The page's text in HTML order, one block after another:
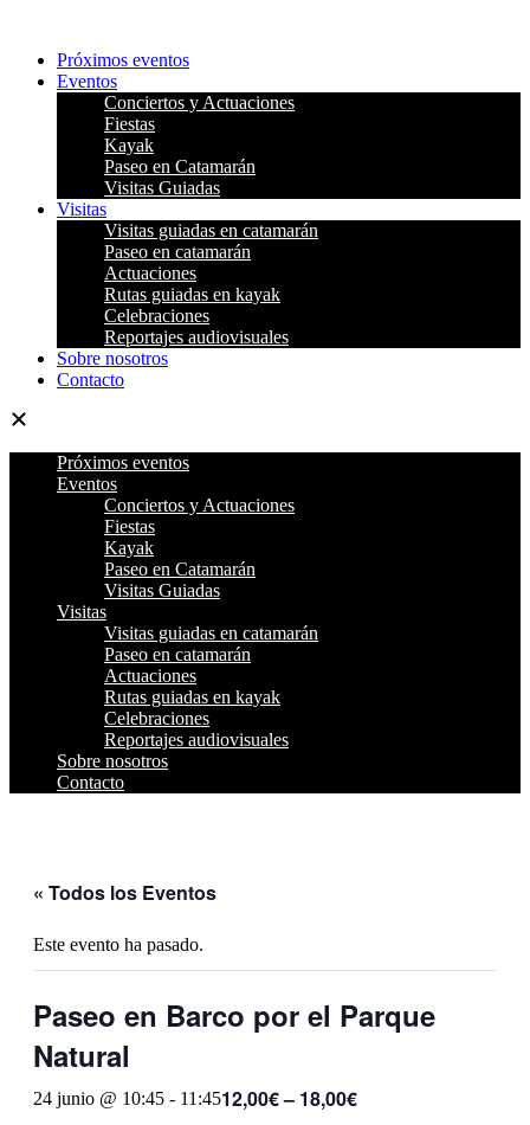
contenidoPróximos eventos
Eventos
Conciertos y Actuaciones
Fiestas
Kayak
Paseo en Catamarán
Visitas Guiadas
Visitas
Visitas guiadas en catamarán
Paseo en catamarán
Actuaciones
Rutas guiadas en kayak
Celebraciones
Reportajes audiovisuales
Sobre nosotros
Contacto
Próximos eventos
Eventos
Conciertos y Actuaciones
Fiestas
Kayak
Paseo en Catamarán
Visitas Guiadas
Visitas
Visitas guiadas en catamarán
Paseo en catamarán
Actuaciones
Rutas guiadas en kayak
Celebraciones
Reportajes audiovisuales
Sobre nosotros
Contacto
« Todos los Eventos
Este evento ha pasado.
Paseo en Barco por el Parque
Natural
24 junio @ 10:45 - 11:4512,00€ – 18,00€